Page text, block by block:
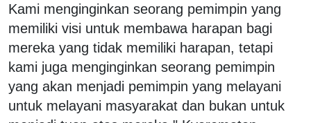
Kami menginginkan seorang pemimpin yang
memiliki visi untuk membawa harapan bagi
mereka yang tidak memiliki harapan, tetapi
kami juga menginginkan seorang pemimpin
yang akan menjadi pemimpin yang melayani
untuk melayani masyarakat dan bukan untuk